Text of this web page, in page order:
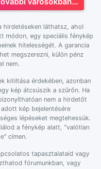
hirdetéseken láthatsz, ahol
módon, egy speciális fénykép
hitelességét. A garancia
megszerezni, külön pénz
nem.
kitiltása érdekében, azonban
kép átcsúszik a szűrőn. Ha
nem a hirdetőt
kép bejelentésére
lépéseket megtehessük.
a fénykép alatt, "valótlan
címen.
tapasztalataid vagy
fórumunkban, vagy